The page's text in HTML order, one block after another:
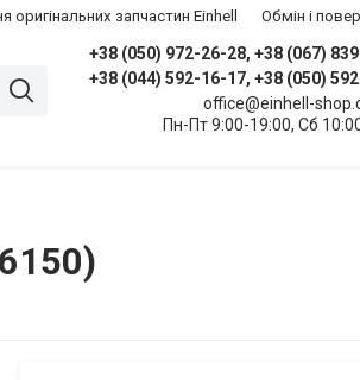
оригінальних запчастин Einhell ​Обмін і
+38 (050) 972-26-28, +38 (067)
+38 (044) 592-16-17, +38 (050)
office@einhell-
Пн-Пт 9:00-19:00, Сб